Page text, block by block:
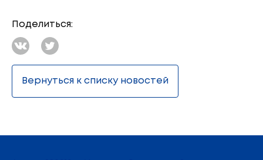
Поделиться:
Вернуться к списку новостей